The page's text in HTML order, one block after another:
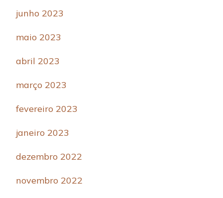
junho 2023
maio 2023
abril 2023
março 2023
fevereiro 2023
janeiro 2023
dezembro 2022
novembro 2022